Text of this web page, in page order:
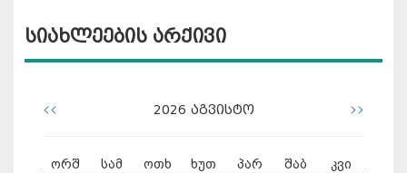
სიახლეების არქივი
<< 2026 აგვისტო >>
ორშ სამ ოთხ ხუთ პარ შაბ კვი